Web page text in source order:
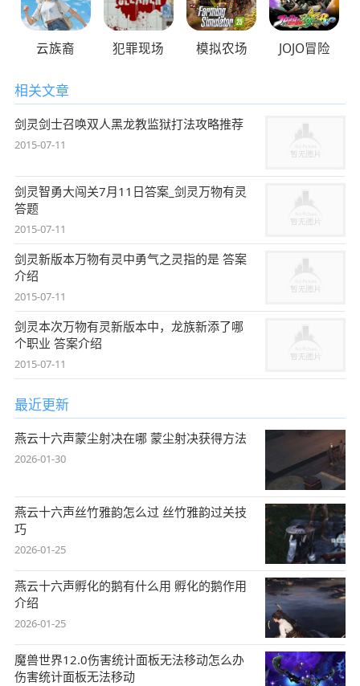
云族裔 犯罪现场 模拟农场 JOJO冒险
相关文章
剑灵剑士召唤双人黑龙教监狱打法攻略推荐
2015-07-11
剑灵智勇大闯关7月11日答案_剑灵万物有灵
答题
2015-07-11
剑灵新版本万物有灵中勇气之灵指的是 答案
介绍
2015-07-11
剑灵本次万物有灵新版本中，龙族新添了哪
个职业 答案介绍
2015-07-11
最近更新
燕云十六声蒙尘射决在哪 蒙尘射决获得方法
2026-01-30
燕云十六声丝竹雅韵怎么过 丝竹雅韵过关技
巧
2026-01-25
燕云十六声孵化的鹅有什么用 孵化的鹅作用
介绍
2026-01-25
魔兽世界12.0伤害统计面板无法移动怎么办
伤害统计面板无法移动